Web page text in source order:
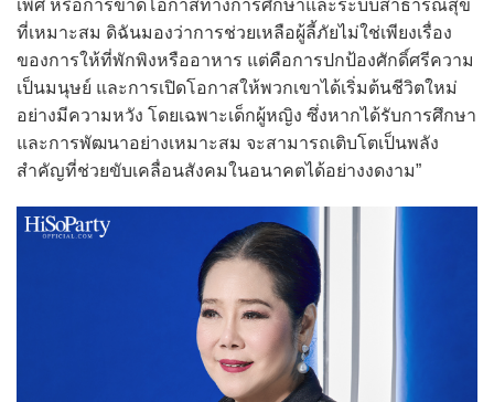
เพศ หรือการขาดโอกาสทางการศึกษาและระบบสาธารณสุข
ที่เหมาะสม ดิฉันมองว่าการช่วยเหลือผู้ลี้ภัยไม่ใช่เพียงเรื่อง
ของการให้ที่พักพิงหรืออาหาร แต่คือการปกป้องศักดิ์ศรีความ
เป็นมนุษย์ และการเปิดโอกาสให้พวกเขาได้เริ่มต้นชีวิตใหม่
อย่างมีความหวัง โดยเฉพาะเด็กผู้หญิง ซึ่งหากได้รับการศึกษา
และการพัฒนาอย่างเหมาะสม จะสามารถเติบโตเป็นพลัง
สำคัญที่ช่วยขับเคลื่อนสังคมในอนาคตได้อย่างงดงาม”